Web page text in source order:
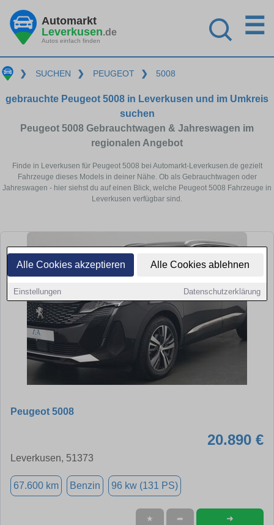
Alle Cookies akzeptieren Alle Cookies ablehnen
Einstellungen Datenschutzerklärung
Automarkt
Leverkusen.de
Autos einfach finden
☰
❯ SUCHEN ❯ PEUGEOT ❯ 5008
gebrauchte Peugeot 5008 in Leverkusen und im Umkreis
suchen
Peugeot 5008 Gebrauchtwagen & Jahreswagen im
regionalen Angebot
Finde in Leverkusen für Peugeot 5008 bei Automarkt-Leverkusen.de gezielt
Fahrzeuge dieses Models in deiner Nähe. Ob als Gebrauchtwagen oder
Jahreswagen - hier siehst du auf einen Blick, welche Peugeot 5008 Fahrzeuge in
Leverkusen verfügbar sind.
Peugeot 5008
20.890 €
Leverkusen, 51373
67.600 km Benzin 96 kw (131 PS)
★ ➦ ➜